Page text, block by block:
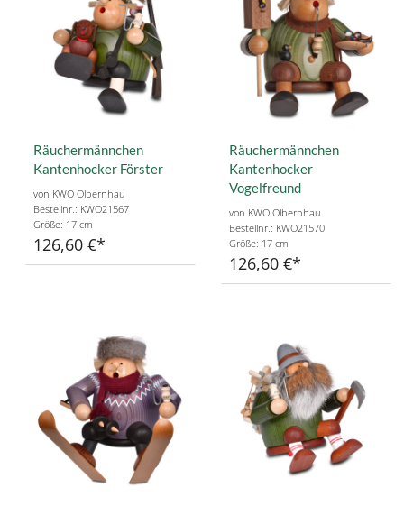
Räuchermännchen
Kantenhocker Förster
von KWO Olbernhau
Bestellnr.: KWO21567
Größe: 17 cm
126,60 €
Räuchermännchen
Kantenhocker
Vogelfreund
von KWO Olbernhau
Bestellnr.: KWO21570
Größe: 17 cm
126,60 €